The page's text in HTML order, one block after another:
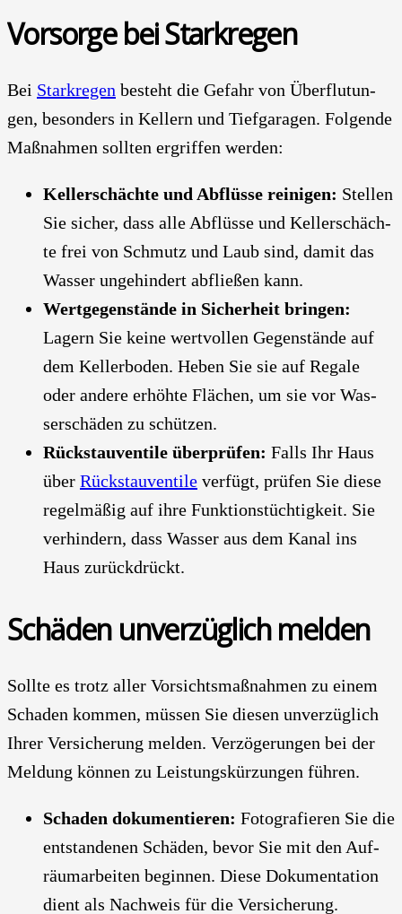
Vor­sor­ge bei Stark­re­gen
Bei Stark­re­gen besteht die Gefahr von Über­flu­tun­
gen, beson­ders in Kel­lern und Tief­ga­ra­gen. Fol­gen­de
Maß­nah­men soll­ten ergrif­fen wer­den:
Kel­ler­schäch­te und Abflüs­se rei­ni­gen: Stel­len
Sie sicher, dass alle Abflüs­se und Kel­ler­schäch­
te frei von Schmutz und Laub sind, damit das
Was­ser unge­hin­dert abflie­ßen kann.
Wert­ge­gen­stän­de in Sicher­heit brin­gen:
Lagern Sie kei­ne wert­vol­len Gegen­stän­de auf
dem Kel­ler­bo­den. Heben Sie sie auf Rega­le
oder ande­re erhöh­te Flä­chen, um sie vor Was­
ser­schä­den zu schüt­zen.
Rück­stau­ven­ti­le über­prü­fen: Falls Ihr Haus
über Rück­stau­ven­ti­le ver­fügt, prü­fen Sie die­se
regel­mä­ßig auf ihre Funk­ti­ons­tüch­tig­keit. Sie
ver­hin­dern, dass Was­ser aus dem Kanal ins
Haus zurück­drückt.
Schä­den unver­züg­lich mel­den
Soll­te es trotz aller Vor­sichts­maß­nah­men zu einem
Scha­den kom­men, müs­sen Sie die­sen unver­züg­lich
Ihrer Ver­si­che­rung mel­den. Ver­zö­ge­run­gen bei der
Mel­dung kön­nen zu Leis­tungs­kür­zun­gen füh­ren.
Scha­den doku­men­tie­ren: Foto­gra­fie­ren Sie die
ent­stan­de­nen Schä­den, bevor Sie mit den Auf­
räum­ar­bei­ten begin­nen. Die­se Doku­men­ta­ti­on
dient als Nach­weis für die Ver­si­che­rung.